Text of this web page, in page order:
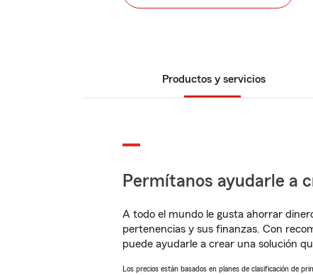
Productos y servicios
Permítanos ayudarle a
A todo el mundo le gusta ahorrar
pertenencias y sus finanzas. Con
puede ayudarle a crear una solución
Los precios están basados en planes de clasificación de